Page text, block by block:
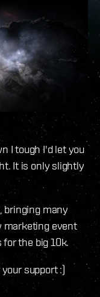
I tough I'd let you
It is only slightly
bringing many
marketing event
the big 10k.
support :)